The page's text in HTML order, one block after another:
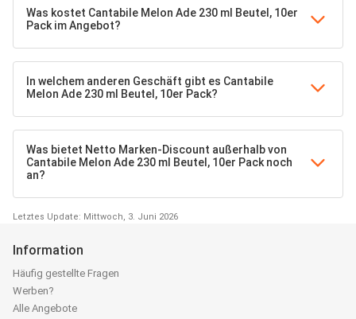
Was kostet Cantabile Melon Ade 230 ml Beutel, 10er
Pack im Angebot?
In welchem anderen Geschäft gibt es Cantabile
Melon Ade 230 ml Beutel, 10er Pack?
Was bietet Netto Marken-Discount außerhalb von
Cantabile Melon Ade 230 ml Beutel, 10er Pack noch
an?
Letztes Update: Mittwoch, 3. Juni 2026
Information
Häufig gestellte Fragen
Werben?
Alle Angebote